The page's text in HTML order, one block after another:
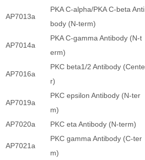
AP7013a
PKA C-alpha/PKA C-beta Anti
body (N-term)
AP7014a
PKA C-gamma Antibody (N-t
erm)
AP7016a
PKC beta1/2 Antibody (Cente
r)
AP7019a
PKC epsilon Antibody (N-ter
m)
AP7020a PKC eta Antibody (N-term)
AP7021a
PKC gamma Antibody (C-ter
m)